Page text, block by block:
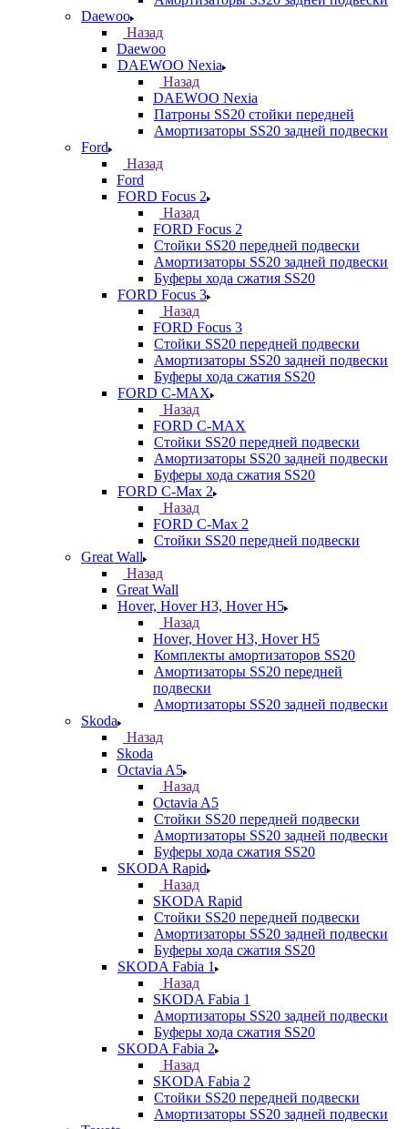
Daewoo
Назад
Daewoo
DAEWOO Nexia
Назад
DAEWOO Nexia
Патроны SS20 стойки передней
Амортизаторы SS20 задней подвески
Ford
Назад
Ford
FORD Focus 2
Назад
FORD Focus 2
Стойки SS20 передней подвески
Амортизаторы SS20 задней подвески
Буферы хода сжатия SS20
FORD Focus 3
Назад
FORD Focus 3
Стойки SS20 передней подвески
Амортизаторы SS20 задней подвески
Буферы хода сжатия SS20
FORD С-MAX
Назад
FORD С-MAX
Стойки SS20 передней подвески
Амортизаторы SS20 задней подвески
Буферы хода сжатия SS20
FORD C-Max 2
Назад
FORD C-Max 2
Стойки SS20 передней подвески
Great Wall
Назад
Great Wall
Hover, Hover H3, Hover H5
Назад
Hover, Hover H3, Hover H5
Комплекты амортизаторов SS20
Амортизаторы SS20 передней
подвески
Амортизаторы SS20 задней подвески
Skoda
Назад
Skoda
Octavia A5
Назад
Octavia A5
Стойки SS20 передней подвески
Амортизаторы SS20 задней подвески
Буферы хода сжатия SS20
SKODA Rapid
Назад
SKODA Rapid
Стойки SS20 передней подвески
Амортизаторы SS20 задней подвески
Буферы хода сжатия SS20
SKODA Fabia 1
Назад
SKODA Fabia 1
Амортизаторы SS20 задней подвески
Буферы хода сжатия SS20
SKODA Fabia 2
Назад
SKODA Fabia 2
Стойки SS20 передней подвески
Амортизаторы SS20 задней подвески